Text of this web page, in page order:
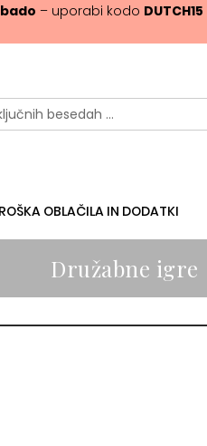
– uporabi kodo DUTCH15
OBLAČILA IN DODATKI
Družabne igre